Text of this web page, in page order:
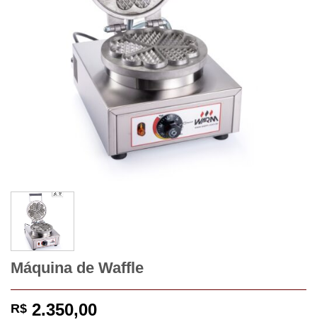
Máquina de Waffle
R$ 2.350,00